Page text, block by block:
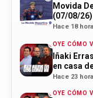
Movida
(07/08/26)
Hace 18
OYE CÓMO
Iñaki
en casa
Hace 23
OYE CÓMO